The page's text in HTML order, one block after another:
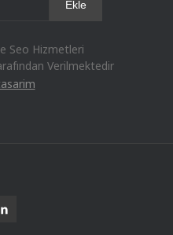
Seo Hizmetleri
Verilmektedir